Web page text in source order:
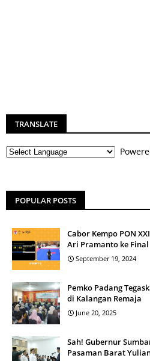
TRANSLATE
POPULAR POSTS
Cabor Kempo PON
Ari Pramanto ke Final
September 19, 2024
Pemko Padang
di Kalangan Remaja
June 20, 2025
Sah! Gubernur
Pasaman Barat